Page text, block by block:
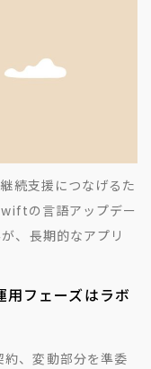
続支援につなげるた
の言語アップデー
、長期的なアプリ
フェーズはラボ
、変動部分を準委